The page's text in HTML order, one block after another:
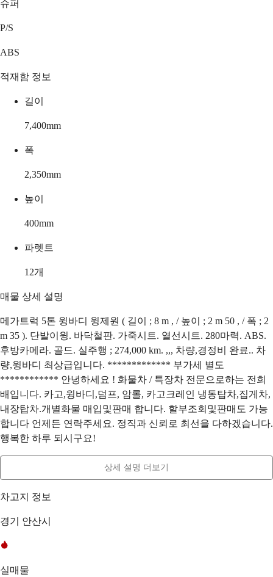
슈퍼
P/S
ABS
적재함 정보
길이
7,400mm
폭
2,350mm
높이
400mm
파렛트
12개
매물 상세 설명
메가트럭 5톤 윙바디 윙제원 ( 길이 ; 8 m , / 높이 ; 2 m 50 , / 폭 ; 2
m 35 ). 단발이윙. 바닥철판. 가죽시트. 열선시트. 280마력. ABS.
후방카메라. 골드. 실주행 ; 274,000 km. ,,, 차량,경정비 완료.. 차
량,윙바디 최상급입니다. ************* 부가세 별도
************ 안녕하세요 ! 화물차 / 특장차 전문으로하는 전희
배입니다. 카고,윙바디,덤프, 암롤, 카고크레인 냉동탑차,집게차,
내장탑차.개별화물 매입및판매 합니다. 할부조회및판매도 가능
합니다 언제든 연락주세요. 정직과 신뢰로 최선을 다하겠습니다.
행복한 하루 되시구요!
상세 설명 더보기
차고지 정보
경기 안산시
실매물